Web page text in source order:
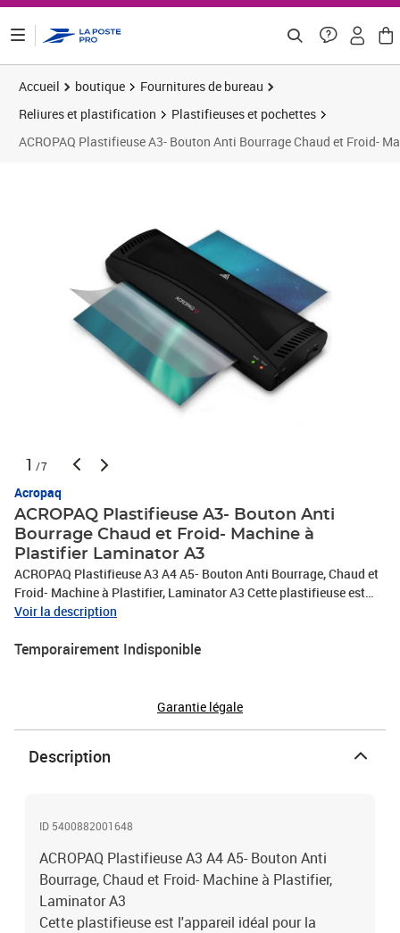
Accueil boutique
Fournitures de bureau
Reliures et plastification
Plastifieuses et pochettes
ACROPAQ Plastifieuse A3- Bouton Anti Bourrage Chaud et Froid-
1 /7
Acropaq
ACROPAQ Plastifieuse A3- Bouton Anti
Bourrage Chaud et Froid- Machine à
Plastifier Laminator A3
ACROPAQ Plastifieuse A3 A4 A5- Bouton Anti Bourrage, Chaud et
Froid- Machine à Plastifier, Laminator A3 Cette plastifieuse est
l'appareil idéal pour la maison ou le bureau. Elle traite les papiers
de plastification à chaud ou à froid et son système à deux
fonctionnement en douceur. Pratique pour une utilisation à la
Voir la description
Temporairement Indisponible
Garantie légale
Description
ID 5400882001648
ACROPAQ Plastifieuse A3 A4 A5- Bouton Anti
Bourrage, Chaud et Froid- Machine à Plastifier,
Laminator A3
Cette plastifieuse est l'appareil idéal pour la